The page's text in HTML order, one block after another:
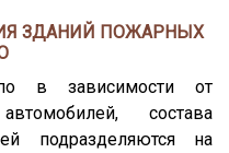
ЗДАНИЙ ПОЖАРНЫХ
в зависимости от
состава
подразделяются на